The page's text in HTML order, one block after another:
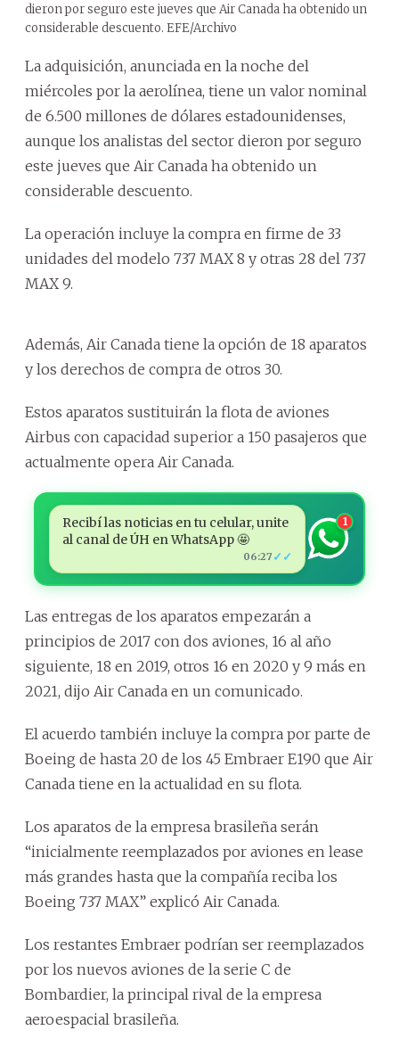
dieron por seguro este jueves que Air Canada ha obtenido un
considerable descuento. EFE/Archivo
La adquisición, anunciada en la noche del
miércoles por la aerolínea, tiene un valor nominal
de 6.500 millones de dólares estadounidenses,
aunque los analistas del sector dieron por seguro
este jueves que Air Canada ha obtenido un
considerable descuento.
La operación incluye la compra en firme de 33
unidades del modelo 737 MAX 8 y otras 28 del 737
MAX 9.
Además, Air Canada tiene la opción de 18 aparatos
y los derechos de compra de otros 30.
Estos aparatos sustituirán la flota de aviones
Airbus con capacidad superior a 150 pasajeros que
actualmente opera Air Canada.
Recibí las noticias en tu celular, unite
al canal de ÚH en WhatsApp 🤩
06:27 ✓✓
1
Las entregas de los aparatos empezarán a
principios de 2017 con dos aviones, 16 al año
siguiente, 18 en 2019, otros 16 en 2020 y 9 más en
2021, dijo Air Canada en un comunicado.
El acuerdo también incluye la compra por parte de
Boeing de hasta 20 de los 45 Embraer E190 que Air
Canada tiene en la actualidad en su flota.
Los aparatos de la empresa brasileña serán
“inicialmente reemplazados por aviones en lease
más grandes hasta que la compañía reciba los
Boeing 737 MAX” explicó Air Canada.
Los restantes Embraer podrían ser reemplazados
por los nuevos aviones de la serie C de
Bombardier, la principal rival de la empresa
aeroespacial brasileña.